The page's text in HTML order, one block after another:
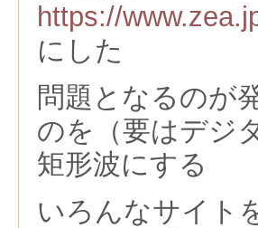
https://
にした
問題となるのが
のを（要はデジ
矩形波にする
いろんなサイト